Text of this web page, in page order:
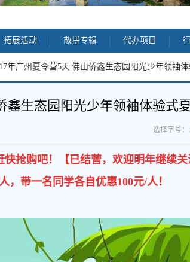
拓展活动 散拼专辑 代办项目
年广州夏令营5天|佛山侨鑫生态园阳光少年领袖
鑫生态园阳光少年领袖体验式
选择字号：
抢购吧！【已结营，欢迎明年继续关
，带一名同学各自优惠100元/人！